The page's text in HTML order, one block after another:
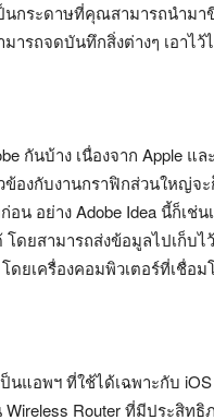
กระดาษที่คุณสามารถนำมา
รถจดบันทึกสิ่งต่างๆ เอาไว้
กันบ้าง เนื่องจาก Apple แ
ข้องกับงานกราฟิกส่วนใหญ่
น อย่าง Adobe Idea นี้ก็เช่
โดยสามารถส่งข้อมูลไปเก็บ
ยเครื่องคอมพิวเตอร์ที่เชื่อม
นแอพฯ ที่ใช้ได้เฉพาะกับ
Wireless Router ที่มีประสิท